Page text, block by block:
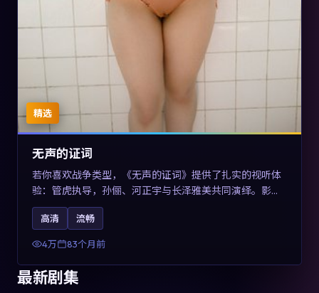
精选
无声的证词
若你喜欢战争类型，《无声的证词》提供了扎实的视听体
验：管虎执导，孙俪、河正宇与长泽雅美共同演绎。影片
2019年于澳大利亚上映，内容在罪案类型框架内探讨制度
与个体关系，关键词包含高清流畅、人物关系与情节反
转，适合检索「2019战争」「澳大利亚电影」的用户。
高清 流畅
4万 83个月前
最新剧集